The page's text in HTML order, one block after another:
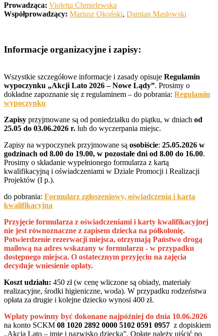
Prowadząca: Violetta Chmielewska
Współprowadzący: Mariusz Okoński, Damian Masłowski
Informacje organizacyjne i zapisy:
Wszystkie szczegółowe informacje i zasady opisuje Regulamin
wypoczynku „Akcji Lato 2026 – Nowe Lądy”. Prosimy o
dokładne zapoznanie się z regulaminem – do pobrania: Regulamin
wypoczynku
Zapisy przyjmowane są od poniedziałku do piątku, w dniach od
25.05 do 03.06.2026 r. lub do wyczerpania miejsc.
Zapisy na wypoczynek przyjmowane są osobiście: 25.05.2026 w
godzinach od 8.00 do 19.00, w pozostałe dni od 8.00 do 16.00.
Prosimy o składanie wypełnionego formularza z kartą
kwalifikacyjną i oświadczeniami w Dziale Promocji i Realizacji
Projektów (I p.).
do pobrania: Formularz zgłoszeniowy, oświadczenia i karta
kwalifikacyjna
Przyjęcie formularza z oświadczeniami i karty kwalifikacyjnej
nie jest równoznaczne z zapisem dziecka na półkolonię.
Potwierdzenie rezerwacji miejsca, otrzymają Państwo drogą
mailową na adres wskazany w formularzu - w przypadku
dostępnego miejsca. O ostatecznym przyjęciu na zajęcia
decyduje wniesienie opłaty.
Koszt udziału: 450 zł (w cenę wliczone są obiady, materiały
realizacyjne, środki higieniczne, woda). W przypadku rodzeństwa
opłata za drugie i kolejne dziecko wynosi 400 zł.
Wpłaty powinny być dokonane najpóźniej do dnia 10.06.2026
na konto SCKM 08 1020 2892 0000 5102 0591 0957 z dopiskiem
„Akcja Lato – imię i nazwisko dziecka”. Opłatę należy uiścić po